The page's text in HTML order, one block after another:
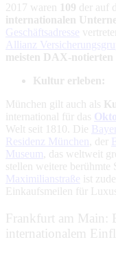
2017 waren
109 der auf
internationalen
Geschäftsadresse
Allianz
meisten DAX-
Kultur erleben:
München gilt auch als
international für das
Welt seit 1810. Die
Residenz München
, der
Museum , das weltweit
stellen weitere berühmte
Maximilianstraße ist
Einkaufsmeilen für
Frankfurt am Main:
internationalem